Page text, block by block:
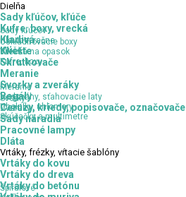
Dielňa
Sady kľúčov, kľúče
Sady kľúčov
Hlavice, račne
Kľúče
Kufre, boxy, vrecká
Uskladňovacie boxy
Vrecká na opasok
Kufre, boxy
Kladivá
Kliešte
Skrutkovače
Meranie
Meranie
Vodováhy, sťahovacie laty
Uholníky, uhlomery
Skúšačky a multimetre
Svorky a zveráky
Svorky
Zveráky
Regály
Ceruzy, kriedy, popisovače, označovače
Sady náradia
Pracovné lampy
Dláta
Vrtáky, frézky, vŕtacie šablóny
Vrtáky do kovu
Vrtáky do dreva
Špirálové
Vrtáky do betónu